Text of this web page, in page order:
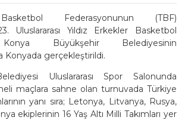
Federasyonunun (TBF)
Uluslararası Yıldız Erkekler Basketbol
Konya Büyükşehir Belediyesinin
gerçekleştirildi.
Uluslararası Spor Salonunda
maçlara sahne olan turnuvada Türkiye
yanı sıra; Letonya, Litvanya, Rusya,
ekiplerinin 16 Yaş Altı Milli Takımları yer